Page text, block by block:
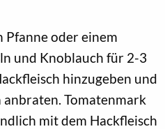
oder einem
und Knoblauch für 2-3
hinzugeben und
Tomatenmark
mit dem Hackfleisch